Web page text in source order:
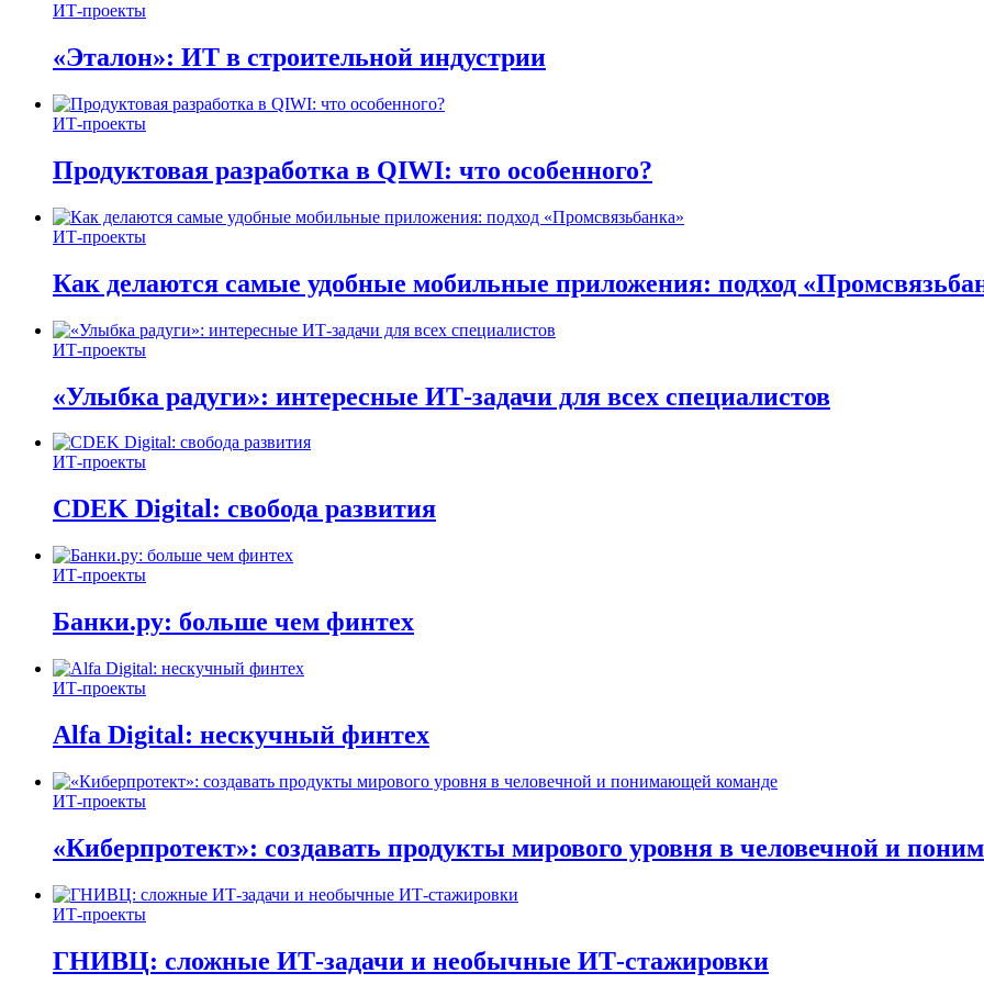
ИТ-проекты
«Эталон»: ИТ в строительной индустрии
ИТ-проекты
Продуктовая разработка в QIWI: что особенного?
ИТ-проекты
Как делаются самые удобные мобильные приложения: подход
ИТ-проекты
«Улыбка радуги»: интересные ИТ-задачи для всех специалистов
ИТ-проекты
CDEK Digital: свобода развития
ИТ-проекты
Банки.ру: больше чем финтех
ИТ-проекты
Alfa Digital: нескучный финтех
ИТ-проекты
«Киберпротект»: создавать продукты мирового уровня в человечной и
ИТ-проекты
ГНИВЦ: сложные ИТ‑задачи и необычные ИТ‑стажировки